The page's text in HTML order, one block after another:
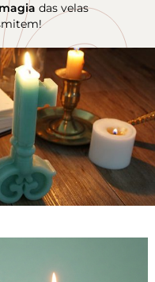
das velas